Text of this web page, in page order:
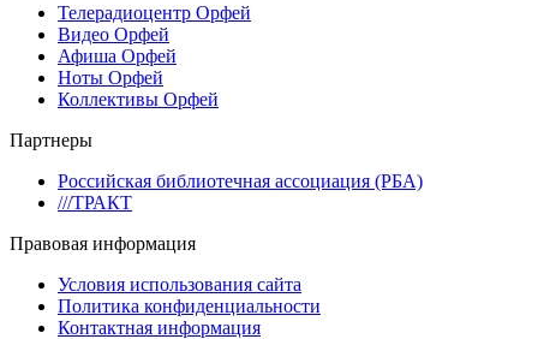
Телерадиоцентр Орфей
Видео Орфей
Афиша Орфей
Ноты Орфей
Коллективы Орфей
Партнеры
Российская библиотечная ассоциация (РБА)
///ТРАКТ
Правовая информация
Условия использования сайта
Политика конфиденциальности
Контактная информация